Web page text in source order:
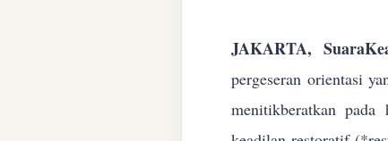
JAKARTA,
pergeseran orientasi
menitikberatkan